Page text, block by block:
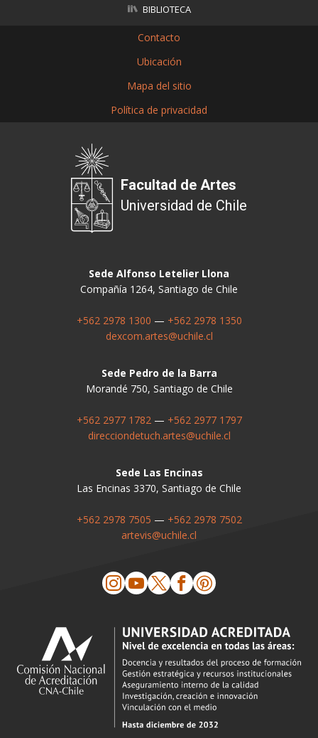
BIBLIOTECA
Contacto
Ubicación
Mapa del sitio
Política de privacidad
Facultad de Artes
Universidad de Chile
Sede Alfonso Letelier Llona
Compañía 1264, Santiago de Chile
+562 2978 1300 — +562 2978 1350
dexcom.artes@uchile.cl
Sede Pedro de la Barra
Morandé 750, Santiago de Chile
+562 2977 1782— +562 2977 1797
direcciondetuch.artes@uchile.cl
Sede Las Encinas
Las Encinas 3370, Santiago de Chile
+562 2978 7505 — +562 2978 7502
artevis@uchile.cl